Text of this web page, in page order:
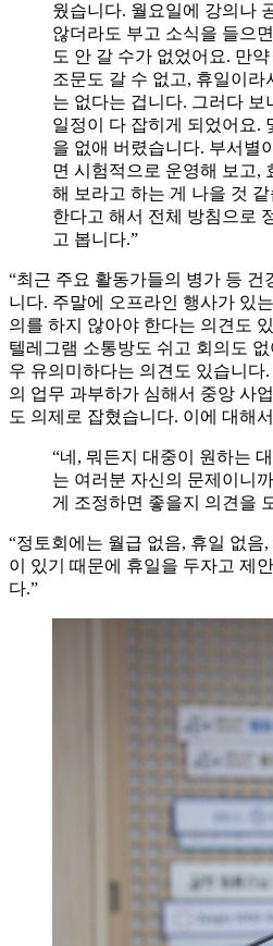
웠습니다. 월요일에 강의나
않더라도 부고 소식을 들으
도 안 갈 수가 없었어요. 만
조문도 갈 수 없고, 휴일이라
는 없다는 겁니다. 그러다 보
일정이 다 잡히게 되었어요.
을 없애 버렸습니다. 부서별
면 시험적으로 운영해 보고,
해 보라고 하는 게 나을 것
한다고 해서 전체 방침으로
고 봅니다.”
“최근 주요 활동가들의 병가 등 건
니다. 주말에 오프라인 행사가 있
의를 하지 않아야 한다는 의견도
텔레그램 소통방도 쉬고 회의도
우 유의미하다는 의견도 있습니다
의 업무 과부하가 심해서 중앙 사
도 의제로 잡혔습니다. 이에 대해
“네, 뭐든지 대중이 원하는
는 여러분 자신의 문제이니
게 조정하면 좋을지 의견을
“정토회에는 월급 없음, 휴일 없음
이 있기 때문에 휴일을 두자고 제
다.”